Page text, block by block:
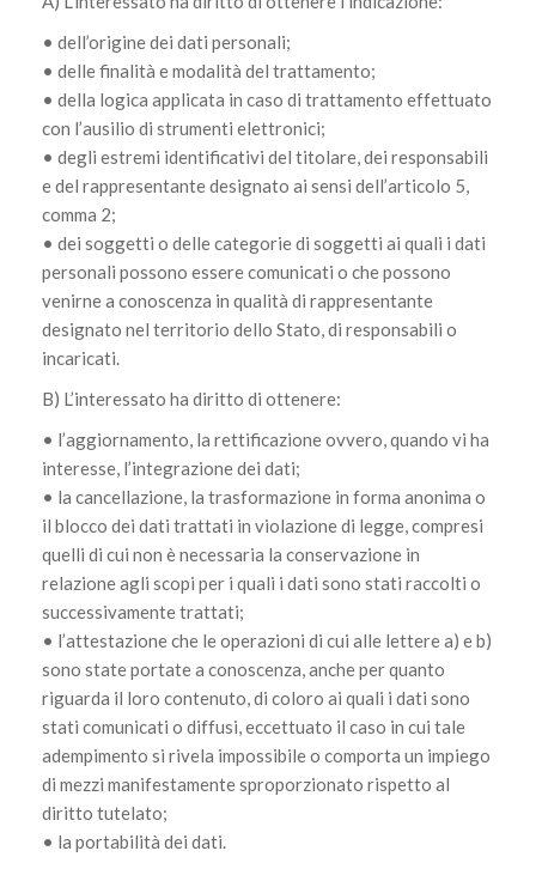
• dell’origine dei dati personali;
• delle finalità e modalità del trattamento;
• della logica applicata in caso di trattamento effettuato
con l’ausilio di strumenti elettronici;
• degli estremi identificativi del titolare, dei responsabili
e del rappresentante designato ai sensi dell’articolo 5,
comma 2;
• dei soggetti o delle categorie di soggetti ai quali i dati
personali possono essere comunicati o che possono
venirne a conoscenza in qualità di rappresentante
designato nel territorio dello Stato, di responsabili o
incaricati.
B) L’interessato ha diritto di ottenere:
• l’aggiornamento, la rettificazione ovvero, quando vi ha
interesse, l’integrazione dei dati;
• la cancellazione, la trasformazione in forma anonima o
il blocco dei dati trattati in violazione di legge, compresi
quelli di cui non è necessaria la conservazione in
relazione agli scopi per i quali i dati sono stati raccolti o
successivamente trattati;
• l’attestazione che le operazioni di cui alle lettere a) e b)
sono state portate a conoscenza, anche per quanto
riguarda il loro contenuto, di coloro ai quali i dati sono
stati comunicati o diffusi, eccettuato il caso in cui tale
adempimento si rivela impossibile o comporta un impiego
di mezzi manifestamente sproporzionato rispetto al
diritto tutelato;
• la portabilità dei dati.